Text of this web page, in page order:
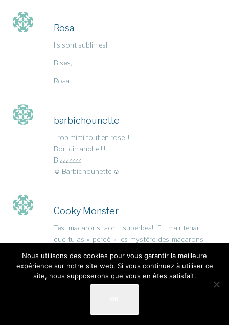
Rosa
Ils sont sublimes!
Bises,
Rosa
barbichounette
Trop mimi tout en rose !!!
Bon dimanche !!!
Bizzzzzzz
☺ Barbichounette ☺
Cooky Monster
Tes macarons sont superbes! Et maintenant
que tu as « percé » les mystère des macarons
chaque fois que je vois des macarons, j’ai envie
de me lancer… Je commence à sonner comme
un disque rayé…
Nous utilisons des cookies pour vous garantir la meilleure
expérience sur notre site web. Si vous continuez à utiliser ce
site, nous supposerons que vous en êtes satisfait.